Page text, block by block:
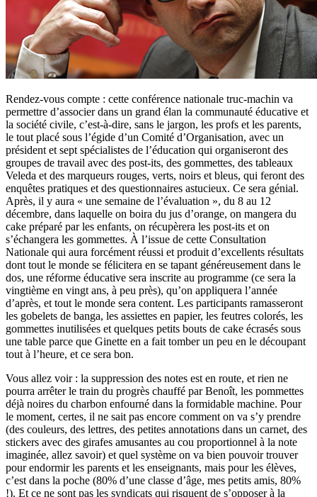
Rendez-vous compte : cette conférence nationale truc-machin va
permettre d’associer dans un grand élan la communauté éducative et
la société civile, c’est-à-dire, sans le jargon, les profs et les parents,
le tout placé sous l’égide d’un Comité d’Organisation, avec un
président et sept spécialistes de l’éducation qui organiseront des
groupes de travail avec des post-its, des gommettes, des tableaux
Veleda et des marqueurs rouges, verts, noirs et bleus, qui feront des
enquêtes pratiques et des questionnaires astucieux. Ce sera génial.
Après, il y aura « une semaine de l’évaluation », du 8 au 12
décembre, dans laquelle on boira du jus d’orange, on mangera du
cake préparé par les enfants, on récupèrera les post-its et on
s’échangera les gommettes. À l’issue de cette Consultation
Nationale qui aura forcément réussi et produit d’excellents résultats
dont tout le monde se félicitera en se tapant généreusement dans le
dos, une réforme éducative sera inscrite au programme (ce sera la
vingtième en vingt ans, à peu près), qu’on appliquera l’année
d’après, et tout le monde sera content. Les participants ramasseront
les gobelets de banga, les assiettes en papier, les feutres colorés, les
gommettes inutilisées et quelques petits bouts de cake écrasés sous
une table parce que Ginette en a fait tomber un peu en le découpant
tout à l’heure, et ce sera bon.
Vous allez voir : la suppression des notes est en route, et rien ne
pourra arrêter le train du progrès chauffé par Benoît, les pommettes
déjà noires du charbon enfourné dans la formidable machine. Pour
le moment, certes, il ne sait pas encore comment on va s’y prendre
(des couleurs, des lettres, des petites annotations dans un carnet, des
stickers avec des girafes amusantes au cou proportionnel à la note
imaginée, allez savoir) et quel système on va bien pouvoir trouver
pour endormir les parents et les enseignants, mais pour les élèves,
c’est dans la poche (80% d’une classe d’âge, mes petits amis, 80%
!). Et ce ne sont pas les syndicats qui risquent de s’opposer à la